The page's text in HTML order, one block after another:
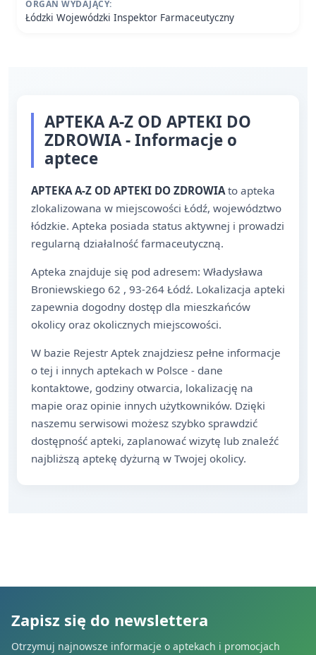
ORGAN WYDAJĄCY:
Łódzki Wojewódzki Inspektor Farmaceutyczny
APTEKA A-Z OD APTEKI DO
ZDROWIA - Informacje o
aptece
APTEKA A-Z OD APTEKI DO ZDROWIAto apteka
zlokalizowana w miejscowości Łódź, województwo
łódzkie. Apteka posiada status aktywnej i prowadzi
regularną działalność farmaceutyczną.
Apteka znajduje się pod adresem: Władysława
Broniewskiego 62 , 93-264 Łódź. Lokalizacja apteki
zapewnia dogodny dostęp dla mieszkańców
okolicy oraz okolicznych miejscowości.
W bazie Rejestr Aptek znajdziesz pełne informacje
o tej i innych aptekach w Polsce - dane
kontaktowe, godziny otwarcia, lokalizację na
mapie oraz opinie innych użytkowników. Dzięki
naszemu serwisowi możesz szybko sprawdzić
dostępność apteki, zaplanować wizytę lub znaleźć
najbliższą aptekę dyżurną w Twojej okolicy.
Zapisz się do newslettera
Otrzymuj najnowsze informacje o aptekach i promocjach